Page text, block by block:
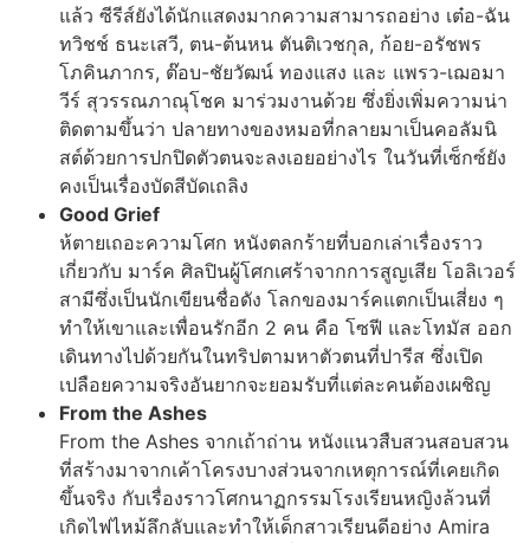
แล้ว ซีรีส์ยังได้นักแสดงมากความสามารถอย่าง เต๋อ-ฉัน
ทวิชช์ ธนะเสวี, ตน-ต้นหน ตันติเวชกุล, ก้อย-อรัชพร
โภคินภากร, ต๊อบ-ชัยวัฒน์ ทองแสง และ แพรว-เฌอมา
วีร์ สุวรรณภาณุโชค มาร่วมงานด้วย ซึ่งยิ่งเพิ่มความน่า
ติดตามขึ้นว่า ปลายทางของหมอที่กลายมาเป็นคอลัมนิ
สต์ด้วยการปกปิดตัวตนจะลงเอยอย่างไร ในวันที่เซ็กซ์ยัง
คงเป็นเรื่องบัดสีบัดเถลิง
Good Grief
ห้ตายเถอะความโศก หนังตลกร้ายที่บอกเล่าเรื่องราว
เกี่ยวกับ มาร์ค ศิลปินผู้โศกเศร้าจากการสูญเสีย โอลิเวอร์
สามีซึ่งเป็นนักเขียนชื่อดัง โลกของมาร์คแตกเป็นเสี่ยง ๆ
ทำให้เขาและเพื่อนรักอีก 2 คน คือ โซฟี และโทมัส ออก
เดินทางไปด้วยกันในทริปตามหาตัวตนที่ปารีส ซึ่งเปิด
เปลือยความจริงอันยากจะยอมรับที่แต่ละคนต้องเผชิญ
From the Ashes
From the Ashes จากเถ้าถ่าน หนังแนวสืบสวนสอบสวน
ที่สร้างมาจากเค้าโครงบางส่วนจากเหตุการณ์ที่เคยเกิด
ขึ้นจริง กับเรื่องราวโศกนาฏกรรมโรงเรียนหญิงล้วนที่
เกิดไฟไหม้ลึกลับและทำให้เด็กสาวเรียนดีอย่าง Amira